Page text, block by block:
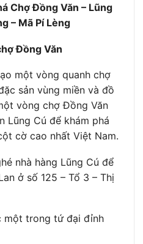
Chợ Đồng Văn – Lũng
– Mã Pí Lèng
Đồng Văn
một vòng quanh chợ
sản vùng miền và đồ
vòng chợ Đồng Văn
Lũng Cú để khám phá
cờ cao nhất Việt Nam.
nhà hàng Lũng Cú để
ở số 125 – Tổ 3 – Thị
một trong tứ đại đỉnh